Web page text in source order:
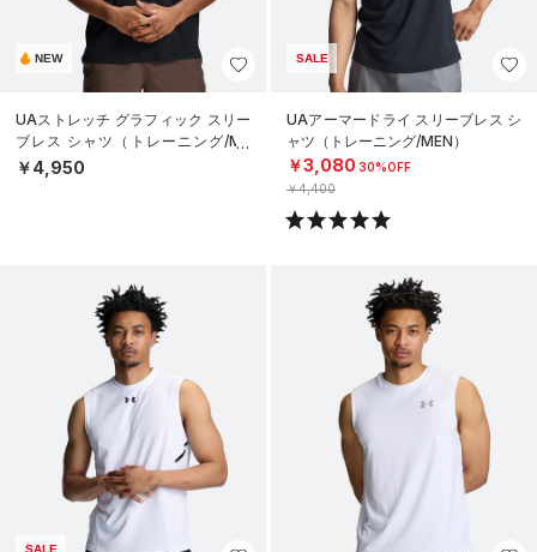
NEW
UAストレッチ グラフィック スリー
ブレス シャツ（トレーニング/ME
N）
￥4,950
SALE
UAアーマードライ スリーブレス シ
ャツ（トレーニング/MEN）
￥3,080 30%OFF
￥4,400